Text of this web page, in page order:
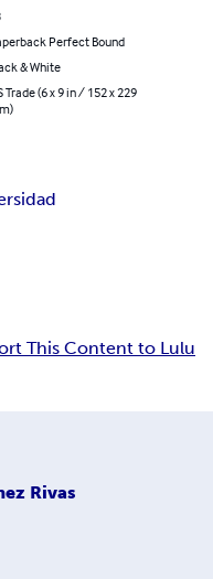
Perfect Bound
& White
Trade (6 x 9 in / 152 x 229
This Content to Lulu
Rivas